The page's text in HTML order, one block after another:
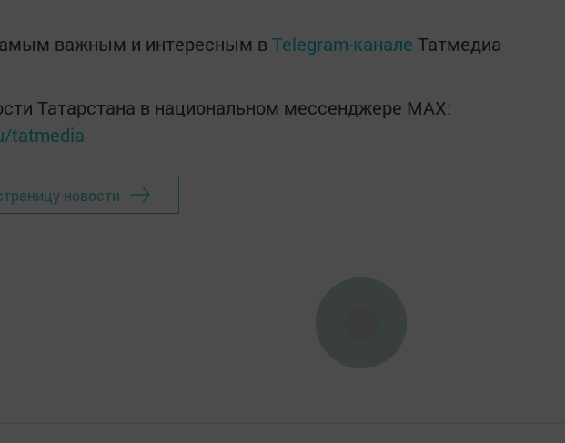
важным и интересным в Telegram-канале Татмедиа
Татарстана в национальном мессенджере MАХ:
tatmedia
новости